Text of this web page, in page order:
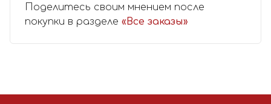
Поделитесь своим мнением после
покупки в разделе «Все заказы»